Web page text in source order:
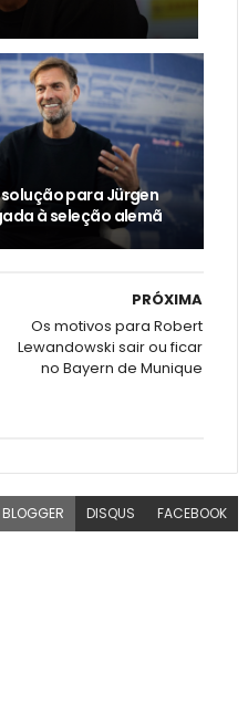
solução para Jürgen
à seleção alemã
PRÓXIMA
Os motivos para Robert
Lewandowski sair ou ficar
no Bayern de Munique
BLOGGER DISQUS FACEBOOK